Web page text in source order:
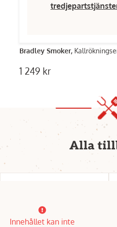
Bradley Smoker,
1 249 kr
Alla
Innehållet kan inte